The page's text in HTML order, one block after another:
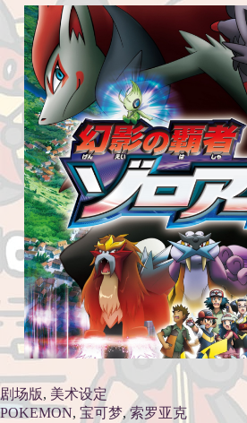
剧场版, 美术设定
POKEMON, 宝可梦, 索罗亚克